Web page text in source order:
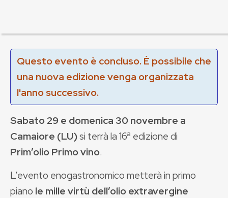
Questo evento è concluso. È possibile che
una nuova edizione venga organizzata
l'anno successivo.
Sabato 29 e domenica 30 novembre a
Camaiore (LU)si terrà la 16ª edizione di
Prim’olio Primo vino.
L’evento enogastronomico metterà in primo
piano le mille virtù dell’olio extravergine